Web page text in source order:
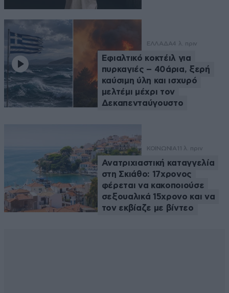
ΕΛΛΑΔΑ4 λ. πριν
Eφιαλτικό κοκτέιλ για
πυρκαγιές – 40άρια, ξερή
καύσιμη ύλη και ισχυρό
μελτέμι μέχρι τον
Δεκαπενταύγουστο
ΚΟΙΝΩΝΙΑ 11 λ. πριν
Ανατριχιαστική καταγγελία
στη Σκιάθο: 17χρονος
φέρεται να κακοποιούσε
σεξουαλικά 15χρονο και να
τον εκβίαζε με βίντεο